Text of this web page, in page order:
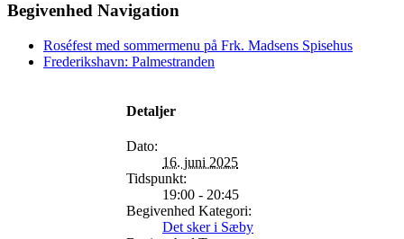
Begivenhed Navigation
Roséfest med sommermenu på Frk. Madsens Spisehus
Frederikshavn: Palmestranden
Detaljer
Dato:
16. juni 2025
Tidspunkt:
19:00 - 20:45
Begivenhed Kategori:
Det sker i Sæby